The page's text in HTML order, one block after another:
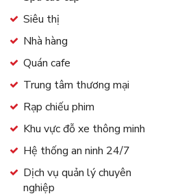
Siêu thị
Nhà hàng
Quán cafe
Trung tâm thương mại
Rạp chiếu phim
Khu vực đỗ xe thông minh
Hệ thống an ninh 24/7
Dịch vụ quản lý chuyên
nghiệp